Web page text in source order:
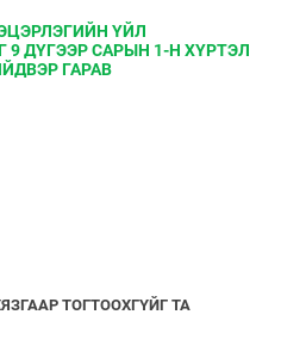
ҮЙЛ
9 ДҮГЭЭР САРЫН 1-Н ХҮРТЭЛ
ГАРАВ
ТОГТООХГҮЙГ ТА